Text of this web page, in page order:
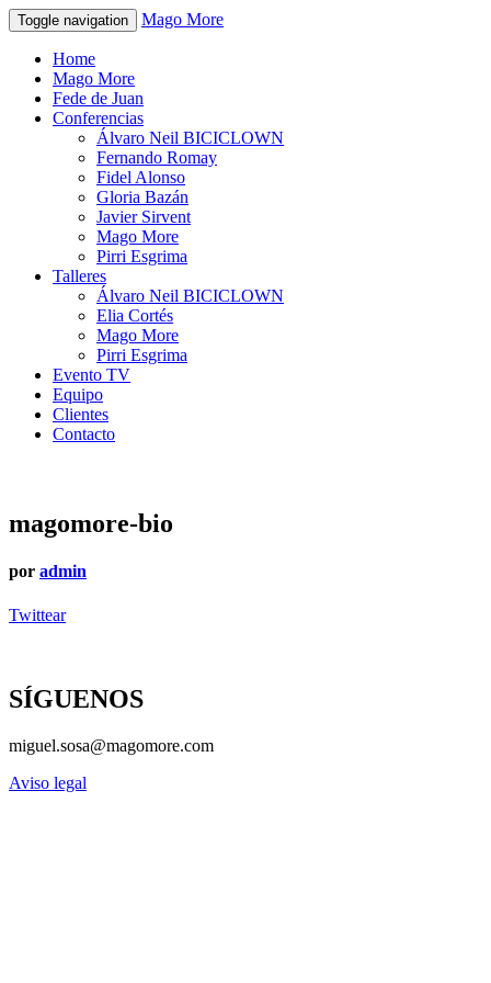
Toggle navigation Mago More
Home
Mago More
Fede de Juan
Conferencias
Álvaro Neil BICICLOWN
Fernando Romay
Fidel Alonso
Gloria Bazán
Javier Sirvent
Mago More
Pirri Esgrima
Talleres
Álvaro Neil BICICLOWN
Elia Cortés
Mago More
Pirri Esgrima
Evento TV
Equipo
Clientes
Contacto
magomore-bio
por admin
Twittear
SÍGUENOS
miguel.sosa@magomore.com
Aviso legal